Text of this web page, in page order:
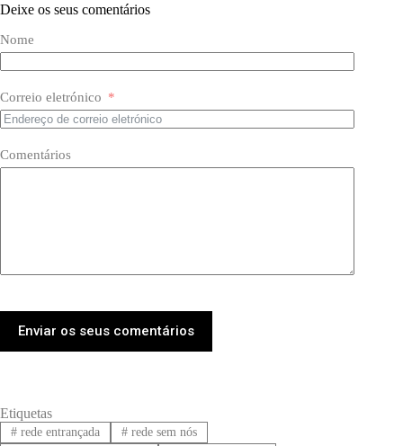
Deixe os seus comentários
Nome
Correio eletrónico
Comentários
Enviar os seus comentários
Etiquetas
#rede entrançada #rede sem nós